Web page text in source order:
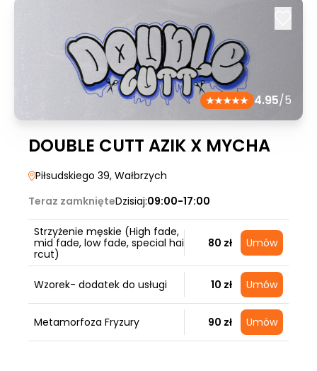
4.95/5
DOUBLE CUTT AZIK X MYCHA
Piłsudskiego 39, Wałbrzych
Teraz zamknięteDzisiaj:09:00-17:00
Strzyżenie męskie (High fade,
mid fade, low fade, special hai
rcut)
80 zł Umów
Wzorek- dodatek do usługi 10 zł Umów
Metamorfoza Fryzury 90 zł Umów